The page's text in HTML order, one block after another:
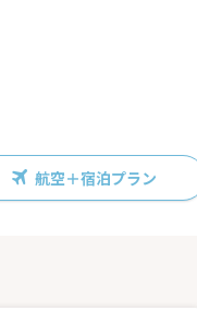
航空＋宿泊プラン